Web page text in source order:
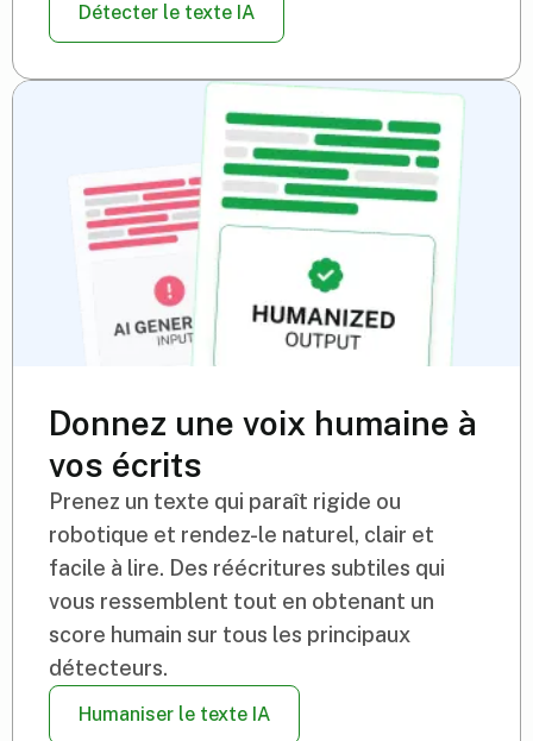
Détecter le texte IA
Donnez une voix humaine à
vos écrits
Prenez un texte qui paraît rigide ou
robotique et rendez-le naturel, clair et
facile à lire. Des réécritures subtiles qui
vous ressemblent tout en obtenant un
score humain sur tous les principaux
détecteurs.
Humaniser le texte IA